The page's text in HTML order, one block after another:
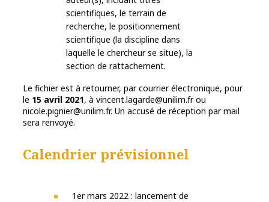
scientifiques, le terrain de
recherche, le positionnement
scientifique (la discipline dans
laquelle le chercheur se situe), la
section de rattachement.
Le fichier est à retourner, par courrier électronique, pour
le 15 avril 2021, à vincent.lagarde@unilim.fr ou
nicole.pignier@unilim.fr. Un accusé de réception par mail
sera renvoyé.
Calendrier prévisionnel
1er mars 2022 : lancement de